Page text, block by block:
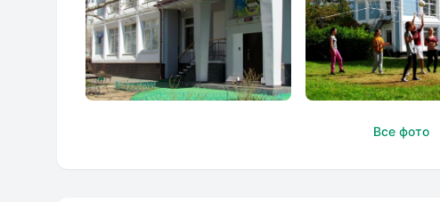
ЧАСТНАЯ ШКОЛА
Все фото